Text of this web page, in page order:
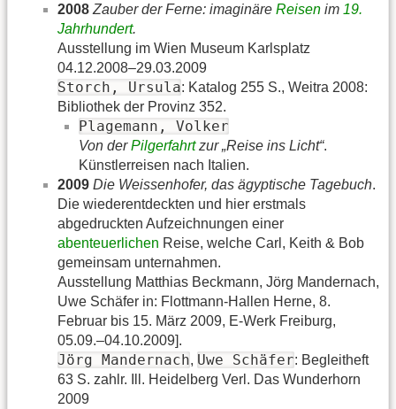
2008 Zauber der Ferne: imaginäre Reisen im 19.
Jahrhundert.
Ausstellung im Wien Museum Karlsplatz
04.12.2008–29.03.2009
Storch, Ursula: Katalog 255 S., Weitra 2008:
Bibliothek der Provinz 352.
Plagemann, Volker
Von derPilgerfahrtzur „Reise ins Licht“.
Künstlerreisen nach Italien.
2009 Die Weissenhofer, das ägyptische Tagebuch.
Die wiederentdeckten und hier erstmals
abgedruckten Aufzeichnungen einer
abenteuerlichen Reise, welche Carl, Keith & Bob
gemeinsam unternahmen.
Ausstellung Matthias Beckmann, Jörg Mandernach,
Uwe Schäfer in: Flottmann-Hallen Herne, 8.
Februar bis 15. März 2009, E-Werk Freiburg,
05.09.–04.10.2009].
Jörg Mandernach, Uwe Schäfer: Begleitheft
63 S. zahlr. Ill. Heidelberg Verl. Das Wunderhorn
2009